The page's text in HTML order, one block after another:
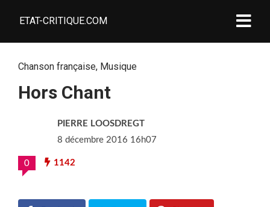
ETAT-CRITIQUE.COM
Chanson française, Musique
Hors Chant
PIERRE LOOSDREGT
8 décembre 2016 16h07
0 1142